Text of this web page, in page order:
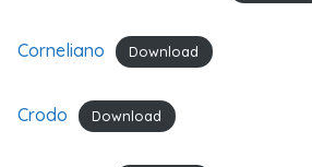
Corneliano Download
Crodo Download